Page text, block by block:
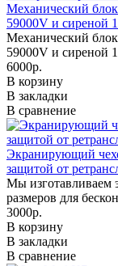
Механический
59000V и сиреной
Механический
59000V и сиреной
6000р.
В корзину
В закладки
В сравнение
Экранирующий
защитой от
Мы изготавливаем
размеров для
3000р.
В корзину
В закладки
В сравнение